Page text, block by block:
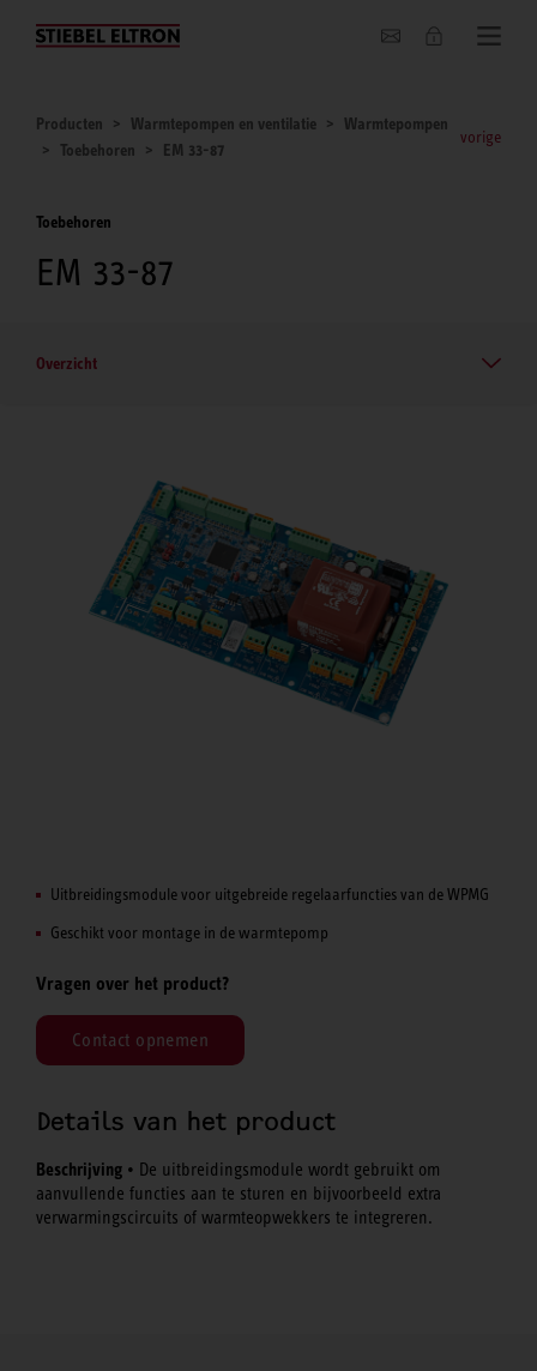
Actueel
Producten Warmtepompen en ventilatie
Warmtepompen
Toebehoren
EM 33-87
vorige
Toebehoren
EM 33-87
Overzicht
Uitbreidingsmodule voor uitgebreide regelaarfuncties van de WPMG
Geschikt voor montage in de warmtepomp
Vragen over het product?
Contact opnemen
Details van het product
Beschrijving • De uitbreidingsmodule wordt gebruikt om
aanvullende functies aan te sturen en bijvoorbeeld extra
verwarmingscircuits of warmteopwekkers te integreren.